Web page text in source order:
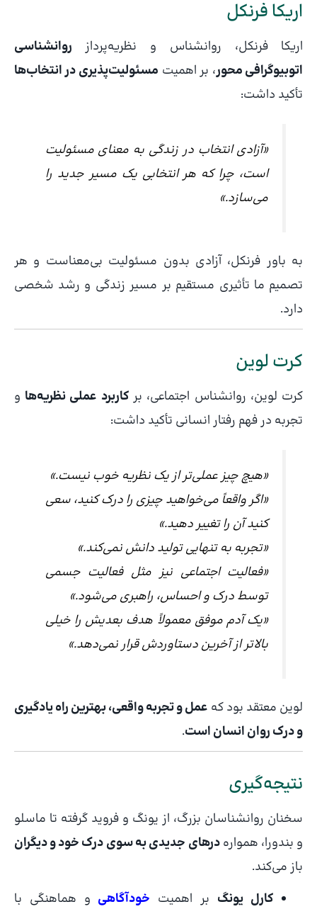
اریکا فرنکل
اریکا فرنکل، روانشناس و نظریه‌پرداز روانشناسی
اتوبیوگرافی محور، بر اهمیت مسئولیت‌پذیری در انتخاب‌ها
تأکید داشت:
«آزادی انتخاب در زندگی به معنای مسئولیت
است، چرا که هر انتخابی یک مسیر جدید را
می‌سازد.»
به باور فرنکل، آزادی بدون مسئولیت بی‌معناست و هر
تصمیم ما تأثیری مستقیم بر مسیر زندگی و رشد شخصی
دارد.
کرت لوین
کرت لوین، روانشناس اجتماعی، برکاربرد عملی نظریه‌ها و
تجربه در فهم رفتار انسانی تأکید داشت:
«هیچ چیز عملی‌تر از یک نظریه خوب نیست.»
«اگر واقعاً می‌خواهید چیزی را درک کنید، سعی
کنید آن را تغییر دهید.»
«تجربه به تنهایی تولید دانش نمی‌کند.»
«فعالیت اجتماعی نیز مثل فعالیت جسمی
توسط درک و احساس، راهبری می‌شود.»
«یک آدم موفق معمولاً هدف بعدیش را خیلی
بالاتر از آخرین دستاوردش قرار نمی‌دهد.»
لوین معتقد بود که عمل و تجربه واقعی، بهترین راه یادگیری
و درک روان انسان است.
نتیجه‌گیری
سخنان روانشناسان بزرگ، از یونگ و فروید گرفته تا ماسلو
و بندورا، هموارهدرهای جدیدی به سوی درک خود و دیگران
باز می‌کند.
کارل یونگ بر اهمیت خودآگاهی و هماهنگی با